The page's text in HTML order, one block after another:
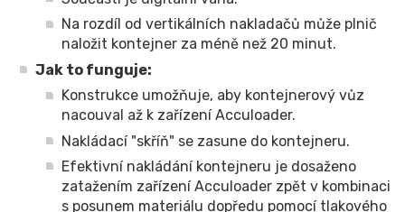
Na rozdíl od vertikálních nakladačů může plnič
naložit kontejner za méně než 20 minut.
Jak to funguje:
Konstrukce umožňuje, aby kontejnerový vůz
nacouval až k zařízení Acculoader.
Nakládací "skříň" se zasune do kontejneru.
Efektivní nakládání kontejneru je dosaženo
zatažením zařízení Acculoader zpět v kombinaci
s posunem materiálu dopředu pomocí tlakového